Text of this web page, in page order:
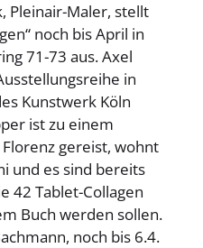
Pleinair-Maler, stellt
noch bis April in
71-73 aus. Axel
in
Kunstwerk Köln
ist zu einem
gereist, wohnt
und es sind bereits
42 Tablet-Collagen
Buch werden sollen.
noch bis 6.4.